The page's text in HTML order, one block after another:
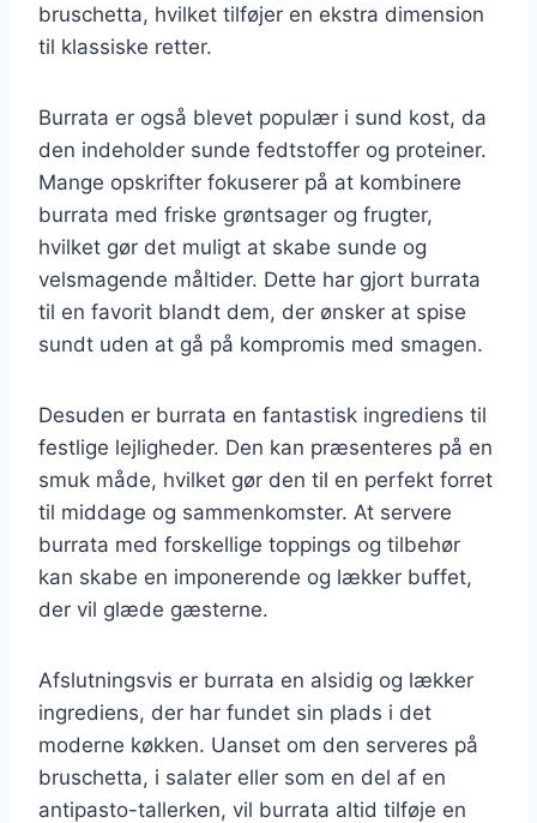
bruschetta, hvilket tilføjer en ekstra dimension
til klassiske retter.
Burrata er også blevet populær i sund kost, da
den indeholder sunde fedtstoffer og proteiner.
Mange opskrifter fokuserer på at kombinere
burrata med friske grøntsager og frugter,
hvilket gør det muligt at skabe sunde og
velsmagende måltider. Dette har gjort burrata
til en favorit blandt dem, der ønsker at spise
sundt uden at gå på kompromis med smagen.
Desuden er burrata en fantastisk ingrediens til
festlige lejligheder. Den kan præsenteres på en
smuk måde, hvilket gør den til en perfekt forret
til middage og sammenkomster. At servere
burrata med forskellige toppings og tilbehør
kan skabe en imponerende og lækker buffet,
der vil glæde gæsterne.
Afslutningsvis er burrata en alsidig og lækker
ingrediens, der har fundet sin plads i det
moderne køkken. Uanset om den serveres på
bruschetta, i salater eller som en del af en
antipasto-tallerken, vil burrata altid tilføje en